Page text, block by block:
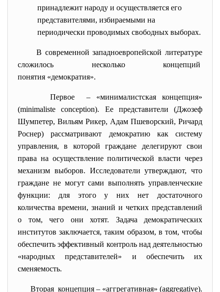
принадлежит народу и осуществляется его
представителями, избираемыми на
периодически проводимых свободных выборах.
В современной западноевропейской литературе
сложилось несколько концепций
понятия «демократия».
Первое – «минималистская концепция»
(minimaliste conception). Ее представители (Джозеф
Шумпетер, Вильям Рикер, Адам Пшеворский, Ричард
Роснер) рассматривают демократию как систему
управления, в которой граждане делегируют свои
права на осуществление политической власти через
механизм выборов. Исследователи утверждают, что
граждане не могут сами выполнять управленческие
функции: для этого у них нет достаточного
количества времени, знаний и четких представлений
о том, чего они хотят. Задача демократических
институтов заключается, таким образом, в том, чтобы
обеспечить эффективный контроль над деятельностью
«народных представителей» и обеспечить их
сменяемость.
Вторая концепция – «аггрегативная» (aggregative).